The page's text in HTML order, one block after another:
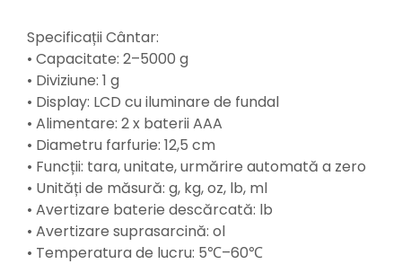
Trusă tubulare
Unelte pentru altoit
Unelte pentru grădină
Greble
Motoforeze și Burghie de Pământ
Ventilatoare
Specificații Cântar:
• Capacitate: 2–5000 g
• Diviziune: 1 g
• Display: LCD cu iluminare de fundal
• Alimentare: 2 x baterii AAA
• Diametru farfurie: 12,5 cm
• Funcții: tara, unitate, urmărire automată a zero
• Unități de măsură: g, kg, oz, lb, ml
• Avertizare baterie descărcată: lb
• Avertizare suprasarcină: ol
• Temperatura de lucru: 5℃–60℃